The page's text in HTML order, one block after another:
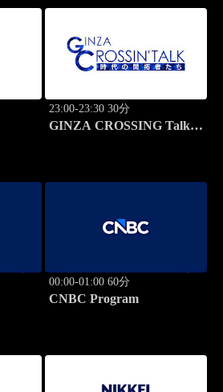
23:00-23:30 30分
GINZA CROSSING Talk
00:00-01:00 60分
CNBC Program